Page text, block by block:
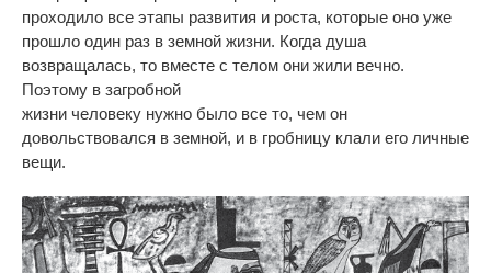
проходило все этапы развития и роста, которые оно уже
прошло один раз в земной жизни. Когда душа
возвращалась, то вместе с телом они жили вечно.
Поэтому в загробной
жизни человеку нужно было все то, чем он
довольствовался в земной, и в гробницу клали его личные
вещи.